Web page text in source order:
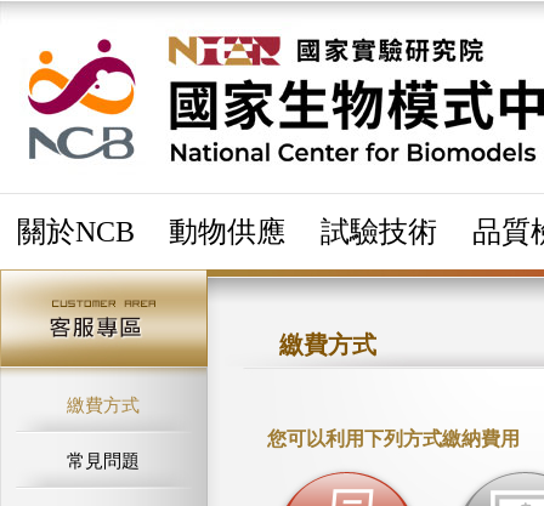
關於NCB 動物供應 試驗技術 品質
繳費方式
常見問題
繳費方式
您可以利用下列方式繳納費用